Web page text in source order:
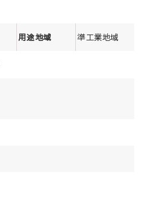
用途地域 準工業地域